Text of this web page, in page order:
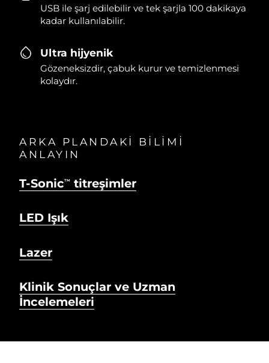
USB ile şarj edilebilir ve tek şarjla 100 dakikaya
kadar kullanılabilir.
Ultra hijyenik
Gözeneksizdir, çabuk kurur ve temizlenmesi
kolaydır.
ARKA PLANDAKİ BİLİMİ
ANLAYIN
T-SonicTM titreşimler
LED Işık
Lazer
Klinik Sonuçlar ve Uzman
İncelemeleri